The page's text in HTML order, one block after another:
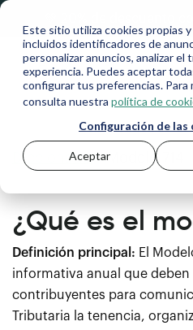
Este sitio utiliza cookies propias
incluidos identificadores de
personalizar anuncios, analizar el
experiencia. Puedes aceptar
configurar tus preferencias. Para
consulta nuestra política de
Configuración de las
Aceptar
💚 20% de descuento
Diccionario>Modelo 714
¿Qué es el
Definición principal: El
informativa anual que
contribuyentes para
Tributaria la tenencia,